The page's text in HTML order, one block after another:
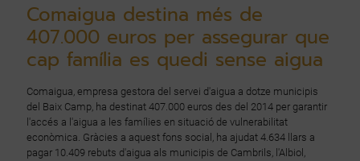
Comaigua destina més de
407.000 euros per assegurar que
cap família es quedi sense aigua
Comaigua, empresa gestora del servei d'aigua a dotze municipis
del Baix Camp, ha destinat 407.000 euros des del 2014 per garantir
l'accés a l'aigua a les famílies en situació de vulnerabilitat
econòmica. Gràcies a aquest fons social, ha ajudat 4.634 llars a
pagar 10.409 rebuts d'aigua als municipis de Cambrils, l'Albiol,